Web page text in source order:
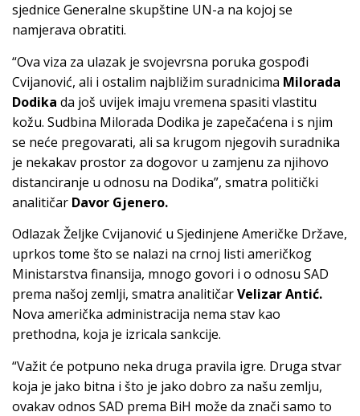
sjednice Generalne skupštine UN-a na kojoj se
namjerava obratiti.
“Ova viza za ulazak je svojevrsna poruka gospođi
Cvijanović, ali i ostalim najbližim suradnicima Milorada
Dodika da još uvijek imaju vremena spasiti vlastitu
kožu. Sudbina Milorada Dodika je zapečaćena i s njim
se neće pregovarati, ali sa krugom njegovih suradnika
je nekakav prostor za dogovor u zamjenu za njihovo
distanciranje u odnosu na Dodika”, smatra politički
analitičar Davor Gjenero.
Odlazak Željke Cvijanović u Sjedinjene Američke Države,
uprkos tome što se nalazi na crnoj listi američkog
Ministarstva finansija, mnogo govori i o odnosu SAD
prema našoj zemlji, smatra analitičarVelizar Antić.
Nova američka administracija nema stav kao
prethodna, koja je izricala sankcije.
“Važit će potpuno neka druga pravila igre. Druga stvar
koja je jako bitna i što je jako dobro za našu zemlju,
ovakav odnos SAD prema BiH može da znači samo to